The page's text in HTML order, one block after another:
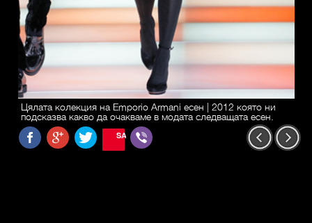
Цялата колекция на Emporio Armani есен | 2012 която ни
подсказва какво да очакваме в модата следващата есен.
SAVE